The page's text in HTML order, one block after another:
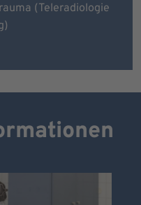
(Teleradiologie